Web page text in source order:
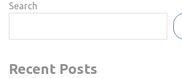
Search
Recent Posts